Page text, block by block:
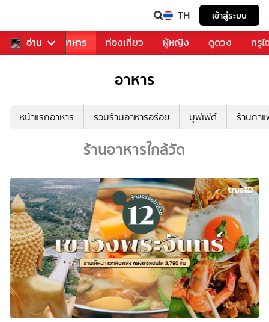
TH เข้าสู่ระบบ
อ่าน
การเพลง อาหาร ท่องเที่ยว ผู้หญิง ดูดวง ทรู
อาหาร
หน้าแรกอาหาร รวมร้านอาหารอร่อย บุฟเฟ่ต์ ร้านกา
ร้านอาหารใกล้วัด